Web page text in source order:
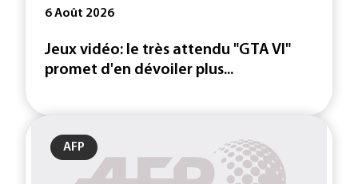
6 Août 2026
Jeux vidéo: le très attendu "GTA VI"
promet d'en dévoiler plus...
AFP